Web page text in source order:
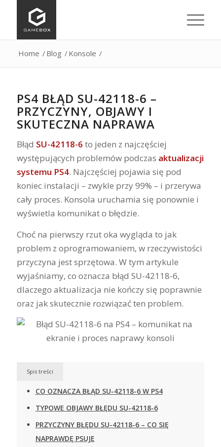
Home / Blog / Konsole /
PS4 BŁĄD SU-42118-6 –
PRZYCZYNY, OBJAWY I
SKUTECZNA NAPRAWA
Błąd SU-42118-6 to jeden z najczęściej
występujących problemów podczas aktualizacji
systemu PS4. Najczęściej pojawia się pod
koniec instalacji – zwykle przy 99% – i przerywa
cały proces. Konsola uruchamia się ponownie i
wyświetla komunikat o błędzie.
Choć na pierwszy rzut oka wygląda to jak
problem z oprogramowaniem, w rzeczywistości
przyczyna jest sprzętowa. W tym artykule
wyjaśniamy, co oznacza błąd SU-42118-6,
dlaczego aktualizacja nie kończy się poprawnie
oraz jak skutecznie rozwiązać ten problem.
Spis treści
CO OZNACZA BŁĄD SU-42118-6 W PS4
TYPOWE OBJAWY BŁĘDU SU-42118-6
PRZYCZYNY BŁĘDU SU-42118-6 – CO SIĘ
NAPRAWDĘ PSUJE